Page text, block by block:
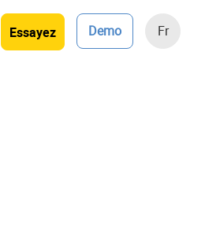
Essayez Demo Fr